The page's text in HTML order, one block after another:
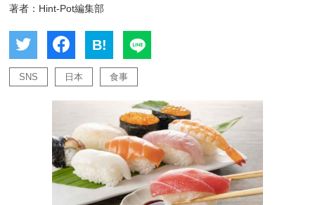
著者：Hint-Pot編集部
B!
SNS 日本 食事